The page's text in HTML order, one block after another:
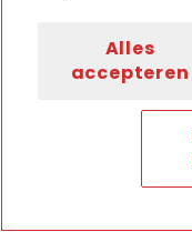
Disclaimer
Alles
accepteren